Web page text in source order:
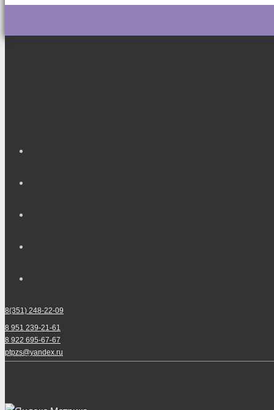
8(351) 248-22-09
8 951 239-21-61
8 922 695-67-67
ptpzs@yandex.ru